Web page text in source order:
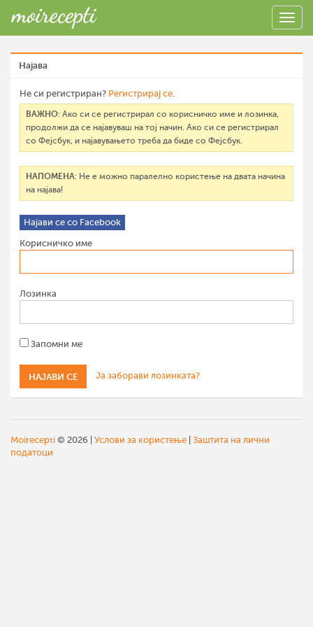
Најава
Не си регистриран? Регистрирај се.
ВАЖНО: Ако си се регистрирал со корисничко име и лозинка,
продолжи да се најавуваш на тој начин. Ако си се регистрирал
со Фејсбук, и најавувањето треба да биде со Фејсбук.
НАПОМЕНА: Не е можно паралелно користење на двата начина
на најава!
Најави се со Facebook
Корисничко име
Лозинка
Запомни ме
Ја заборави лозинката?
Moirecepti © 2026 | Услови за користење Заштита на лични
податоци